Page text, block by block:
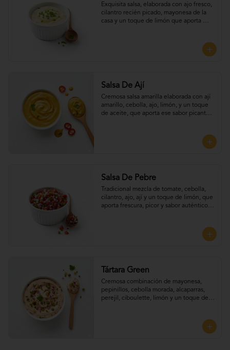
Exquisita salsa, elaborada con ajo fresco,
cilantro recién picado, mayonesa de la
casa y un toque de limón que aporta
Salsa De Ají
Cremosa salsa amarilla elaborada con ají
amarillo, cebolla, ajo, limón, y un toque
de aceite, que aporta ese sabor picante y
Salsa De Pebre
Tradicional mezcla de tomate, cebolla,
cilantro, ajo, ají y un toque de limón, que
aporta frescura, picor y sabor auténtico
Tártara Green
Cremosa combinación de mayonesa,
pepinillos, cebolla morada, alcaparras,
perejil, ciboulette, limón y un toque de